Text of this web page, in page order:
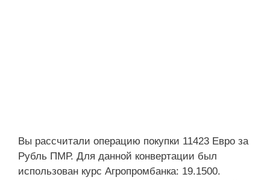
Вы рассчитали операцию покупки 11423 Евро за
Рубль ПМР. Для данной конвертации был
использован курс Агропромбанка: 19.1500.